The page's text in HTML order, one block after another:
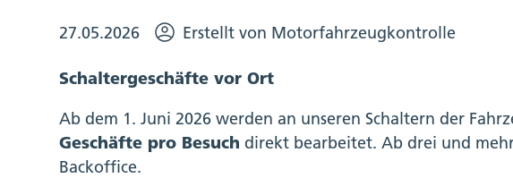
27.05.2026 Erstellt von Motorfahrzeugkontrolle
Schaltergeschäfte vor Ort
Ab dem 1. Juni 2026 werden an unseren Schaltern der
Geschäfte pro Besuch direkt bearbeitet. Ab drei und
Backoffice.